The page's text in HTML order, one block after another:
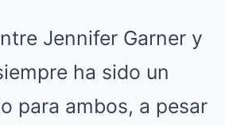
Jennifer Garner y
ha sido un
para ambos, a pesar